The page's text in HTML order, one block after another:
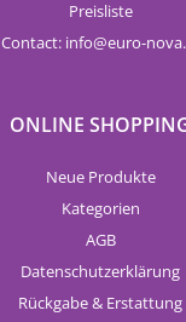
Preisliste
Contact: info euro-
ONLINE
Neue Produkte
Kategorien
AGB
Datenschutzerklärung
Rückgabe & Erstattung